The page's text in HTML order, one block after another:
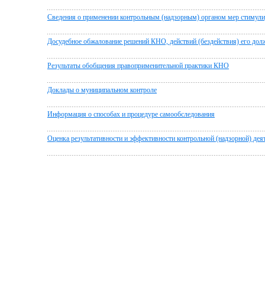
Сведения о применении контрольным (надзорным) органом мер
Досудебное обжалование решений КНО, действий (бездействия) его
Результаты обобщения правоприменительной практики КНО
Доклады о муниципальном контроле
Информация о способах и процедуре самообследования
Оценка результативности и эффективности контрольной (надзорной)